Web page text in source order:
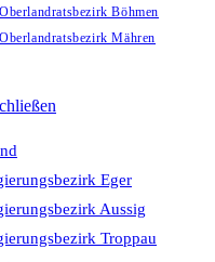
Oberlandratsbezirk Böhmen
Oberlandratsbezirk Mähren
Eger
Aussig
Troppau